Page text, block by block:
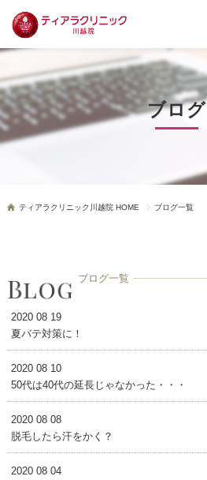
ブログ
ティアラクリニック川越院 HOME ブログ一覧
ブログ一覧
2020 08 19
夏バテ対策に！
2020 08 10
50代は40代の延長じゃなかった・・・
2020 08 08
脱毛したら汗をかく？
2020 08 04